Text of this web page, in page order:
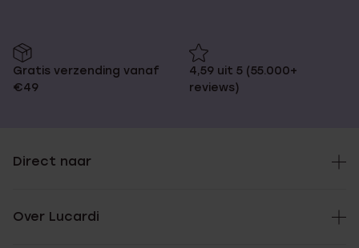
Gratis verzending vanaf
€49
4,59 uit 5 (55.000+
reviews)
Direct naar
Over Lucardi